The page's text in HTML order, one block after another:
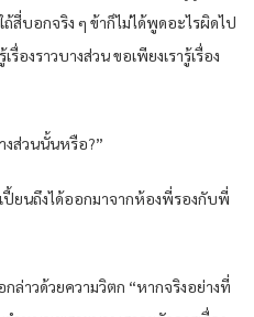
สี่บอกจริง ๆ ข้าก็ไม่ได้พูดอะไรผิดไป
องราวบางส่วน ขอเพียงเรารู้เรื่อง
งส่วนนั้นหรือ?”
ปี้ยนถึงได้ออกมาจากห้องพี่รองกับพี่
ล่าวด้วยความวิตก “หากจริงอย่างที่